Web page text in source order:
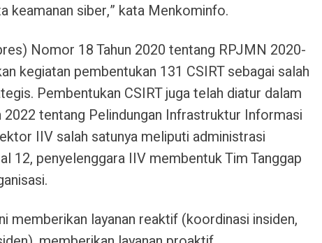
keamanan siber,” kata Menkominfo.
Nomor 18 Tahun 2020 tentang RPJMN 2020-
kegiatan pembentukan 131 CSIRT sebagai salah
Pembentukan CSIRT juga telah diatur dalam
tentang Pelindungan Infrastruktur Informasi
IIV salah satunya meliputi administrasi
12, penyelenggara IIV membentuk Tim Tanggap
memberikan layanan reaktif (koordinasi insiden,